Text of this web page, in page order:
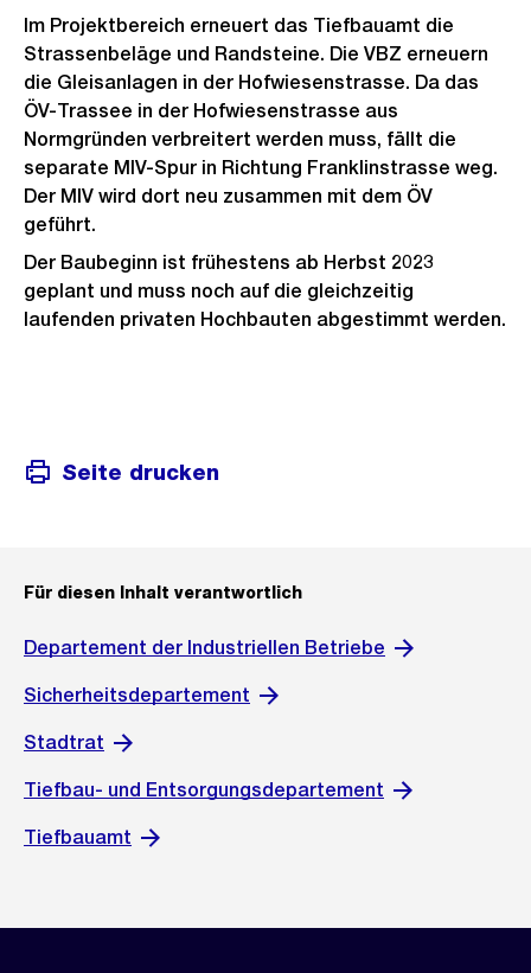
Im Projektbereich erneuert das Tiefbauamt die
Strassenbeläge und Randsteine. Die VBZ erneuern
die Gleisanlagen in der Hofwiesenstrasse. Da das
ÖV-Trassee in der Hofwiesenstrasse aus
Normgründen verbreitert werden muss, fällt die
separate MIV-Spur in Richtung Franklinstrasse weg.
Der MIV wird dort neu zusammen mit dem ÖV
geführt.
Der Baubeginn ist frühestens ab Herbst 2023
geplant und muss noch auf die gleichzeitig
laufenden privaten Hochbauten abgestimmt werden.
Seite drucken
Für diesen Inhalt verantwortlich
Departement der Industriellen Betriebe
Sicherheitsdepartement
Stadtrat
Tiefbau- und Entsorgungsdepartement
Tiefbauamt